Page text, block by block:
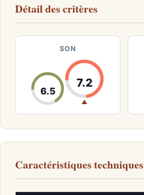
Détail des critères
SON
6.5
7.2
▲
Caractéristiques techniques